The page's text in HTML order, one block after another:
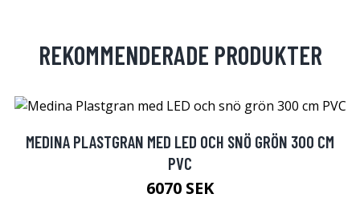
REKOMMENDERADE PRODUKTER
MEDINA PLASTGRAN MED LED OCH SNÖ GRÖN 300 CM
PVC
6070 SEK